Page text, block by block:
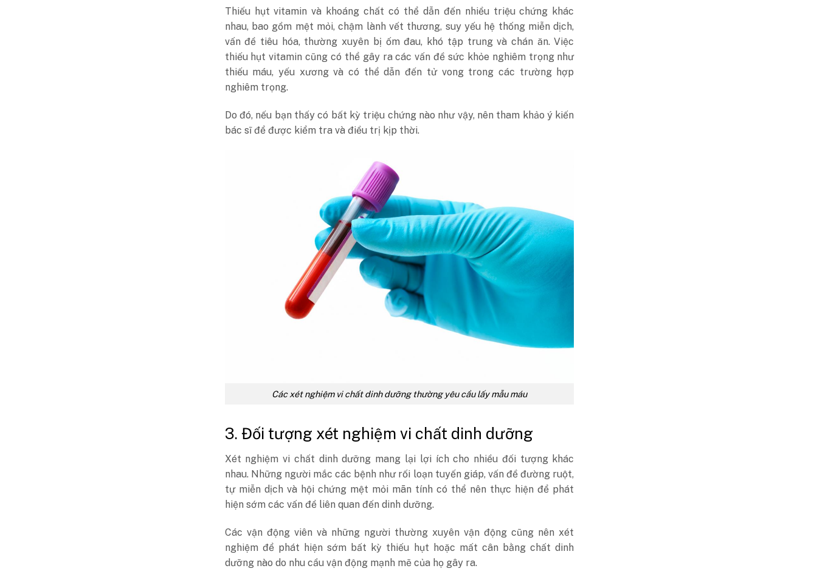
Thiếu hụt vitamin và khoáng chất có thể dẫn đến nhiều triệu chứng khác
nhau, bao gồm mệt mỏi, chậm lành vết thương, suy yếu hệ thống miễn dịch,
vấn đề tiêu hóa, thường xuyên bị ốm đau, khó tập trung và chán ăn. Việc
thiếu hụt vitamin cũng có thể gây ra các vấn đề sức khỏe nghiêm trọng như
thiếu máu, yếu xương và có thể dẫn đến tử vong trong các trường hợp
nghiêm trọng.
Do đó, nếu bạn thấy có bất kỳ triệu chứng nào như vậy, nên tham khảo ý kiến
bác sĩ để được kiểm tra và điều trị kịp thời.
Các xét nghiệm vi chất dinh dưỡng thường yêu cầu lấy mẫu máu
3. Đối tượng xét nghiệm vi chất dinh dưỡng
Xét nghiệm vi chất dinh dưỡng mang lại lợi ích cho nhiều đối tượng khác
nhau. Những người mắc các bệnh như rối loạn tuyến giáp, vấn đề đường ruột,
tự miễn dịch và hội chứng mệt mỏi mãn tính có thể nên thực hiện để phát
hiện sớm các vấn đề liên quan đến dinh dưỡng.
Các vận động viên và những người thường xuyên vận động cũng nên xét
nghiệm để phát hiện sớm bất kỳ thiếu hụt hoặc mất cân bằng chất dinh
dưỡng nào do nhu cầu vận động mạnh mẽ của họ gây ra.